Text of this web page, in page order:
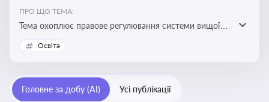
ПРО ЩО ТЕМА:
Тема охоплює правове регулювання системи вищої
освіти, освітніх рівнів та кваліфікацій в Україні
Освіта
Головне за добу (AI) Усі публікації